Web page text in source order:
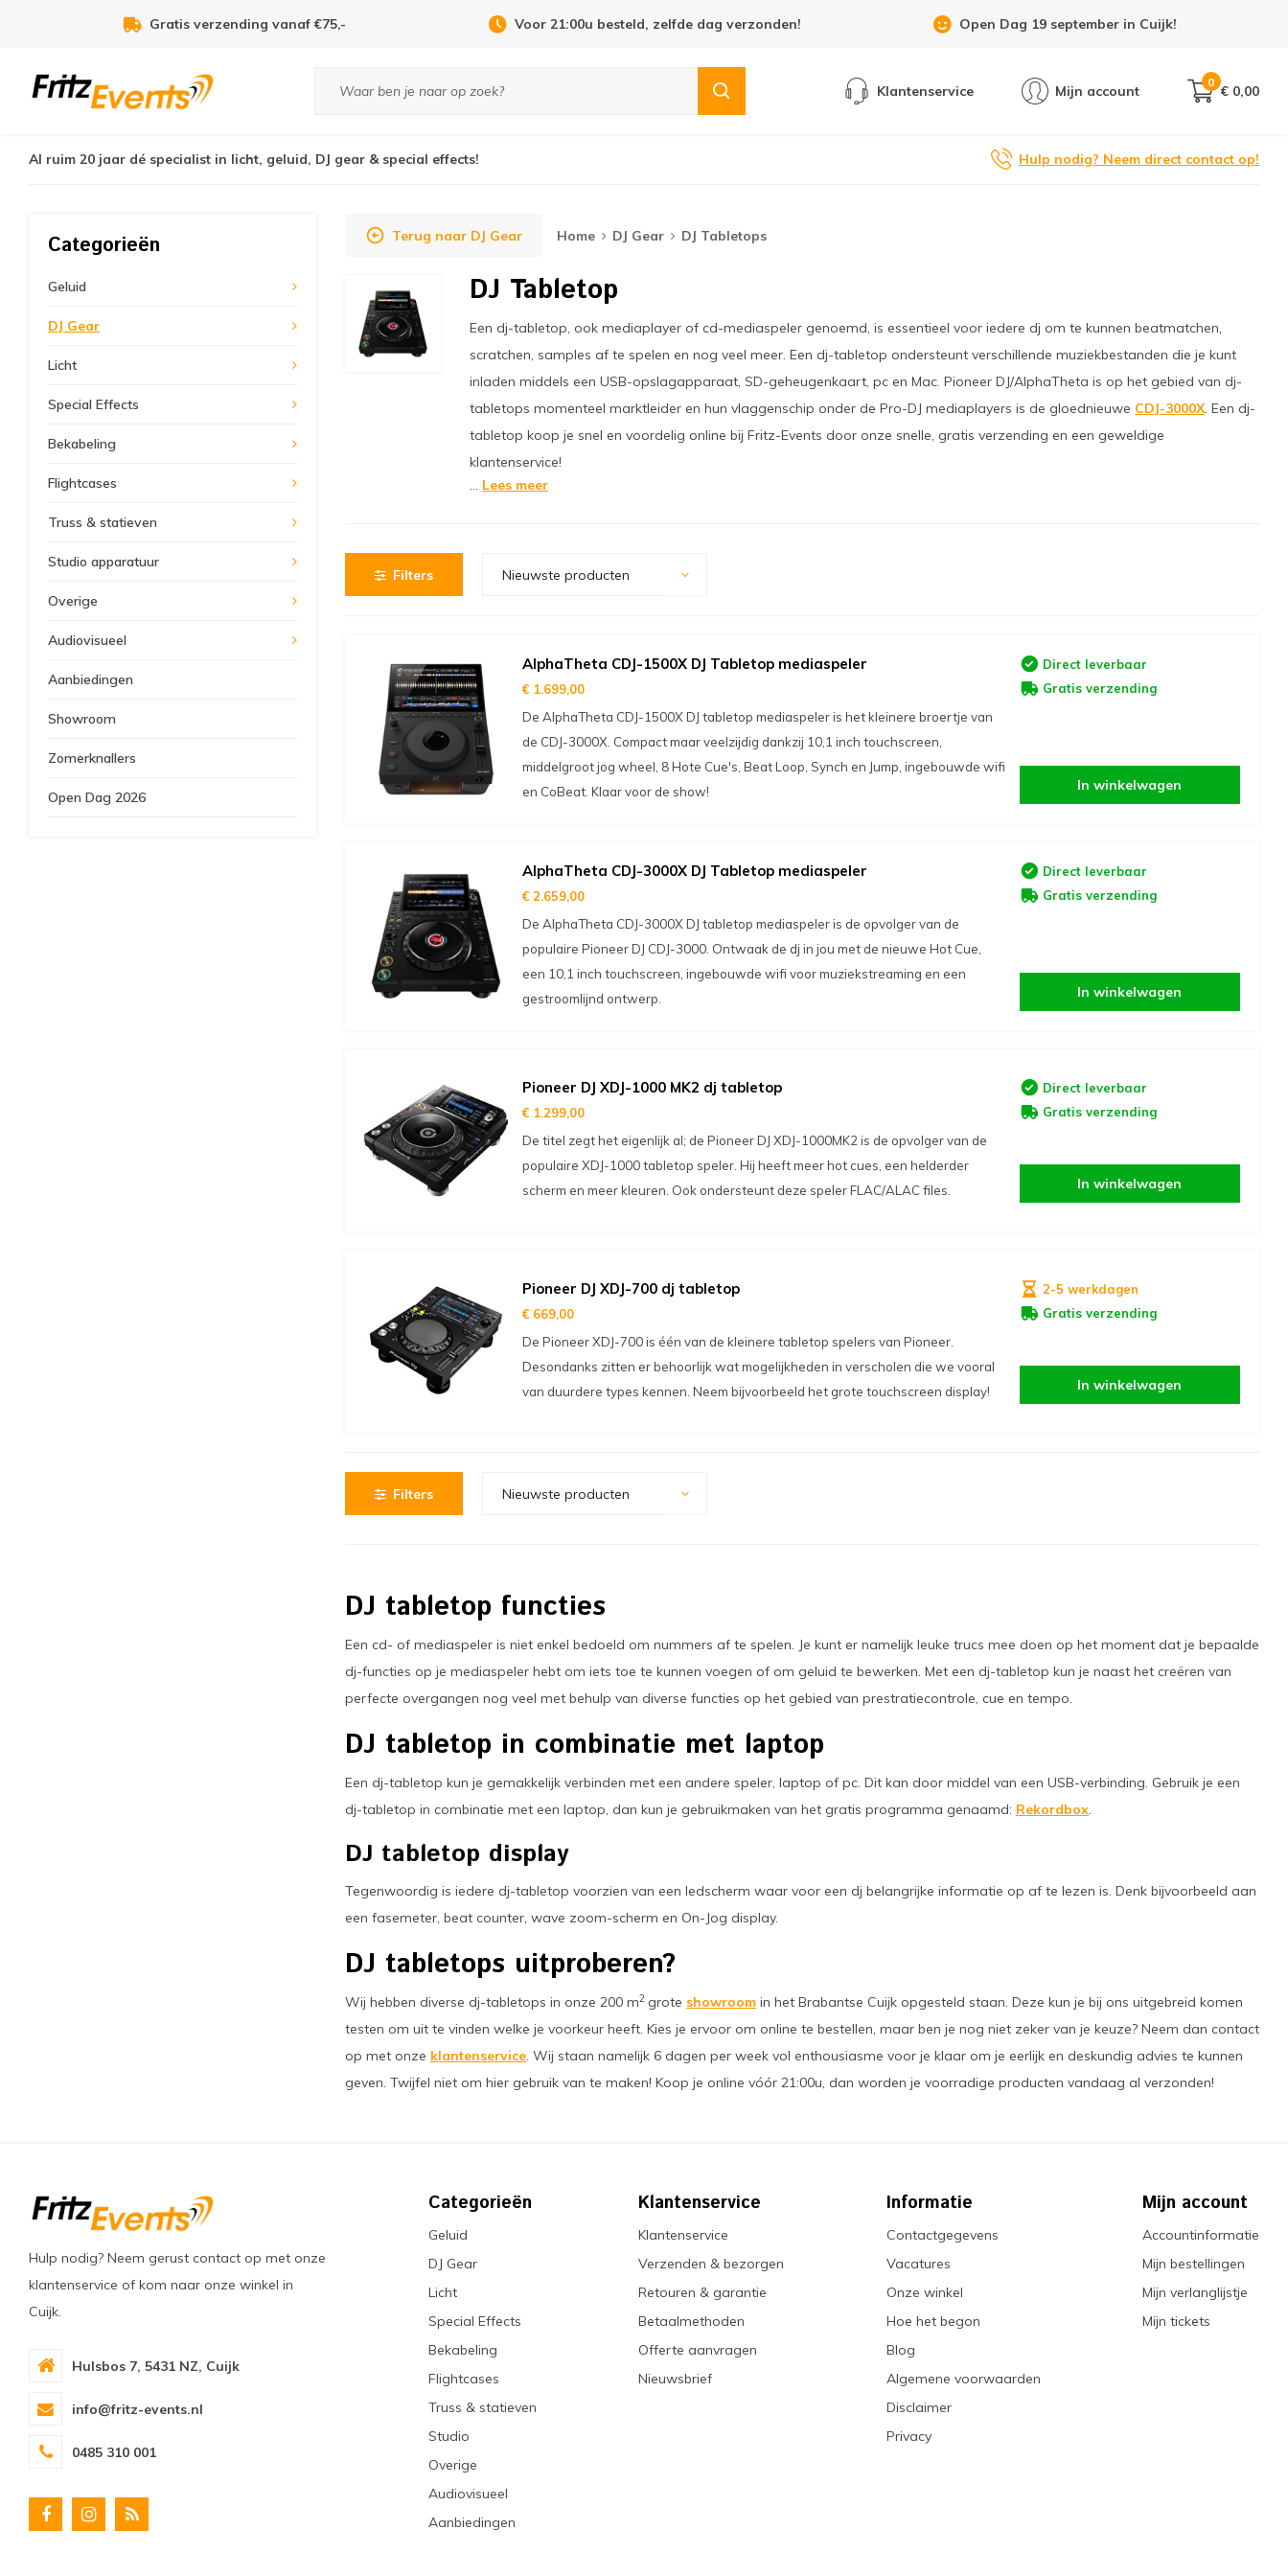
Gratis verzending vanaf €75,- Voor 21:00u besteld, zelfde dag verzonden! Open Dag 19 september in Cuijk!
Klantenservice Mijn account
0
€ 0,00
Al ruim 20 jaar dé specialist in licht, geluid, DJ gear & special effects! Hulp nodig? Neem direct contact op!
Categorieën
Geluid
DJ Gear
Licht
Special Effects
Bekabeling
Flightcases
Truss & statieven
Studio apparatuur
Overige
Audiovisueel
Aanbiedingen
Showroom
Zomerknallers
Open Dag 2026
Terug naar DJ Gear Home DJ Gear DJ Tabletops
DJ Tabletop
Een dj-tabletop, ook mediaplayer of cd-mediaspeler genoemd, is essentieel voor iedere dj om te kunnen beatmatchen,
scratchen, samples af te spelen en nog veel meer. Een dj-tabletop ondersteunt verschillende muziekbestanden die je kunt
inladen middels een USB-opslagapparaat, SD-geheugenkaart, pc en Mac. Pioneer DJ/AlphaTheta is op het gebied van dj-
tabletops momenteel marktleider en hun vlaggenschip onder de Pro-DJ mediaplayers is de gloednieuwe CDJ-3000X. Een dj-
tabletop koop je snel en voordelig online bij Fritz-Events door onze snelle, gratis verzending en een geweldige
klantenservice!
... Lees meer
Filters Nieuwste producten
AlphaTheta CDJ-1500X DJ Tabletop mediaspeler
€ 1.699,00
De AlphaTheta CDJ-1500X DJ tabletop mediaspeler is het kleinere broertje van
de CDJ-3000X. Compact maar veelzijdig dankzij 10,1 inch touchscreen,
middelgroot jog wheel, 8 Hote Cue's, Beat Loop, Synch en Jump, ingebouwde wifi
en CoBeat. Klaar voor de show!
Direct leverbaar
Gratis verzending
In winkelwagen
AlphaTheta CDJ-3000X DJ Tabletop mediaspeler
€ 2.659,00
De AlphaTheta CDJ-3000X DJ tabletop mediaspeler is de opvolger van de
populaire Pioneer DJ CDJ-3000. Ontwaak de dj in jou met de nieuwe Hot Cue,
een 10,1 inch touchscreen, ingebouwde wifi voor muziekstreaming en een
gestroomlijnd ontwerp.
Direct leverbaar
Gratis verzending
In winkelwagen
Pioneer DJ XDJ-1000 MK2 dj tabletop
€ 1.299,00
De titel zegt het eigenlijk al; de Pioneer DJ XDJ-1000MK2 is de opvolger van de
populaire XDJ-1000 tabletop speler. Hij heeft meer hot cues, een helderder
scherm en meer kleuren. Ook ondersteunt deze speler FLAC/ALAC files.
Direct leverbaar
Gratis verzending
In winkelwagen
Pioneer DJ XDJ-700 dj tabletop
€ 669,00
De Pioneer XDJ-700 is één van de kleinere tabletop spelers van Pioneer.
Desondanks zitten er behoorlijk wat mogelijkheden in verscholen die we vooral
van duurdere types kennen. Neem bijvoorbeeld het grote touchscreen display!
2-5 werkdagen
Gratis verzending
In winkelwagen
Filters Nieuwste producten
DJ tabletop functies
Een cd- of mediaspeler is niet enkel bedoeld om nummers af te spelen. Je kunt er namelijk leuke trucs mee doen op het moment dat je bepaalde
dj-functies op je mediaspeler hebt om iets toe te kunnen voegen of om geluid te bewerken. Met een dj-tabletop kun je naast het creëren van
perfecte overgangen nog veel met behulp van diverse functies op het gebied van prestratiecontrole, cue en tempo.
DJ tabletop in combinatie met laptop
Een dj-tabletop kun je gemakkelijk verbinden met een andere speler, laptop of pc. Dit kan door middel van een USB-verbinding. Gebruik je een
dj-tabletop in combinatie met een laptop, dan kun je gebruikmaken van het gratis programma genaamd: Rekordbox.
DJ tabletop display
Tegenwoordig is iedere dj-tabletop voorzien van een ledscherm waar voor een dj belangrijke informatie op af te lezen is. Denk bijvoorbeeld aan
een fasemeter, beat counter, wave zoom-scherm en On-Jog display.
DJ tabletops uitproberen?
Wij hebben diverse dj-tabletops in onze 200 m2 grote showroom in het Brabantse Cuijk opgesteld staan. Deze kun je bij ons uitgebreid komen
testen om uit te vinden welke je voorkeur heeft. Kies je ervoor om online te bestellen, maar ben je nog niet zeker van je keuze? Neem dan contact
op met onze klantenservice. Wij staan namelijk 6 dagen per week vol enthousiasme voor je klaar om je eerlijk en deskundig advies te kunnen
geven. Twijfel niet om hier gebruik van te maken! Koop je online vóór 21:00u, dan worden je voorradige producten vandaag al verzonden!
Hulp nodig? Neem gerust contact op met onze
klantenservice of kom naar onze winkel in
Cuijk.
Hulsbos 7, 5431 NZ, Cuijk
info@fritz-events.nl
0485 310 001
Categorieën
Geluid
DJ Gear
Licht
Special Effects
Bekabeling
Flightcases
Truss & statieven
Studio
Overige
Audiovisueel
Aanbiedingen
Klantenservice
Klantenservice
Verzenden & bezorgen
Retouren & garantie
Betaalmethoden
Offerte aanvragen
Nieuwsbrief
Informatie
Contactgegevens
Vacatures
Onze winkel
Hoe het begon
Blog
Algemene voorwaarden
Disclaimer
Privacy
Mijn account
Accountinformatie
Mijn bestellingen
Mijn verlanglijstje
Mijn tickets